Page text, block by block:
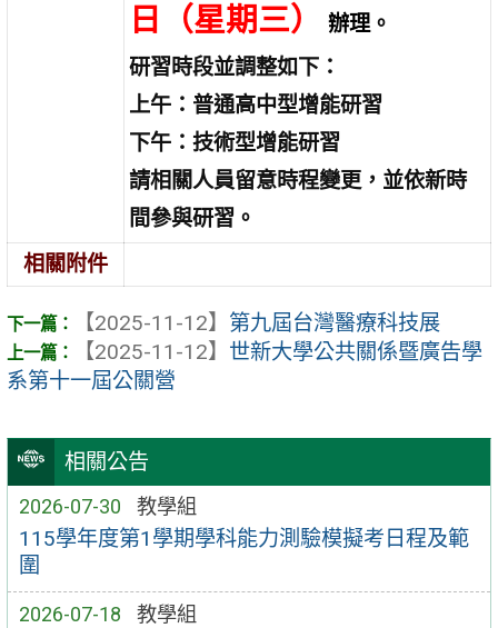
相關公告
2026-07-30 教學組
115學年度第1學期學科能力測驗模擬考日程及範
圍
2026-07-18 教學組
日（星期三）
辦理。
研習時段並調整如下：
上午：普通高中型增能研習
下午：技術型增能研習
請相關人員留意時程變更，並依新時
間參與研習。
相關附件
【2025-11-12】 第九屆台灣醫療科技展
【2025-11-12】 世新大學公共關係暨廣告學
系第十一屆公關營